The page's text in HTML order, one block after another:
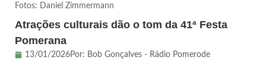
Fotos: Daniel Zimmermann
Atrações culturais dão o tom da 41ª Festa
Pomerana
13/01/2026Por: Bob Gonçalves - Rádio Pomerode